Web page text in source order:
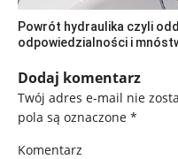
Powrót hydraulika czyli
odpowiedzialności i
Dodaj komentarz
Twój adres e-mail nie
pola są oznaczone *
Komentarz